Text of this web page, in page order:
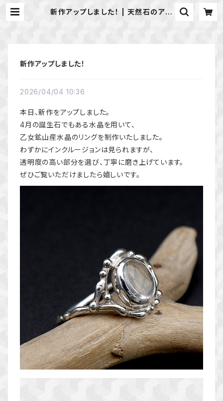
新作アップしました！ | 天然石のアク
新作アップしました！
2026/04/04 10:36
本日、新作をアップしました。
4月の誕生石でもある水晶を用いて、
乙女鉱山産水晶のリングを制作いたしました。
わずかにインクルージョンは見られますが、
透明度の高い部分を選び、丁寧に磨き上げています。
ぜひご覧いただけましたら嬉しいです。